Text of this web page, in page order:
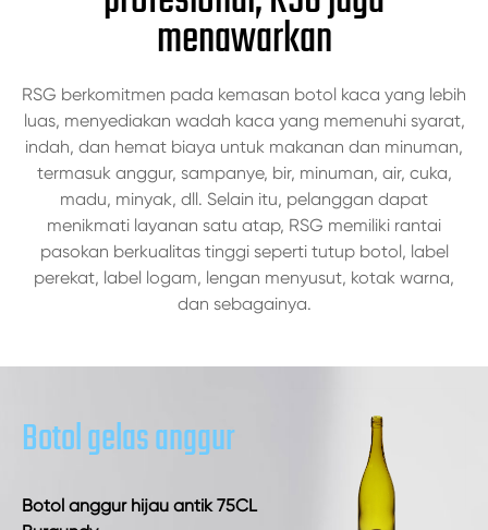
menawarkan
RSG berkomitmen pada kemasan botol kaca yang lebih
luas, menyediakan wadah kaca yang memenuhi syarat,
indah, dan hemat biaya untuk makanan dan minuman,
termasuk anggur, sampanye, bir, minuman, air, cuka,
madu, minyak, dll. Selain itu, pelanggan dapat
menikmati layanan satu atap, RSG memiliki rantai
pasokan berkualitas tinggi seperti tutup botol, label
perekat, label logam, lengan menyusut, kotak warna,
dan sebagainya.
Botol gelas anggur
Botol anggur hijau antik 75CL